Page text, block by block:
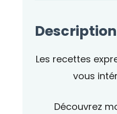
Description
Les recettes
vous
Découvrez